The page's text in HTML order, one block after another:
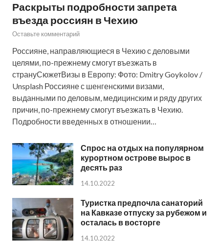
Раскрыты подробности запрета
въезда россиян в Чехию
Оставьте комментарий
Россияне, направляющиеся в Чехию с деловыми
целями, по-прежнему смогут въезжать в
странуСюжетВизы в Европу: Фото: Dmitry Goykolov /
Unsplash Россияне с шенгенскими визами,
выданными по деловым, медицинским и ряду других
причин, по-прежнему смогут въезжать в Чехию.
Подробности введенных в отношении…
Спрос на отдых на популярном
курортном острове вырос в
десять раз
14.10.2022
Туристка предпочла санаторий
на Кавказе отпуску за рубежом и
осталась в восторге
14.10.2022